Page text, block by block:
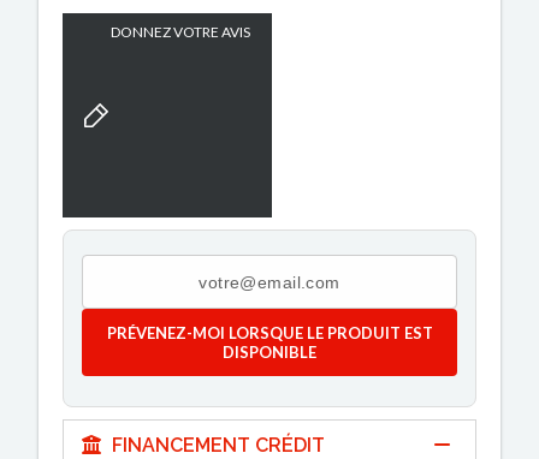
DONNEZ VOTRE AVIS
PRÉVENEZ-MOI LORSQUE LE PRODUIT EST
DISPONIBLE
FINANCEMENT CRÉDIT